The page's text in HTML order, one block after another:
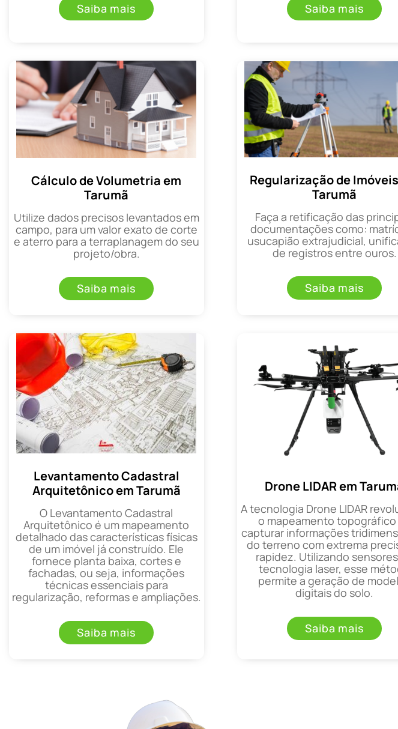
Saiba mais Saiba mais
Cálculo de Volumetria em
Tarumã
Utilize dados precisos levantados em
campo, para um valor exato de corte
e aterro para a terraplanagem do seu
projeto/obra.
Saiba mais
Regularização de
Tarumã
Faça a retificação das
documentações como:
usucapião extrajudicial,
de registros entre ouros.
Saiba mais
Levantamento Cadastral
Arquitetônico em Tarumã
O Levantamento Cadastral
Arquitetônico é um mapeamento
detalhado das características físicas
de um imóvel já construído. Ele
fornece planta baixa, cortes e
fachadas, ou seja, informações
técnicas essenciais para
regularização, reformas e ampliações.
Saiba mais
Drone LIDAR em
A tecnologia Drone LIDAR
o mapeamento topográfico
capturar informações
do terreno com extrema
rapidez. Utilizando
tecnologia laser, esse
permite a geração de
digitais do solo.
Saiba mais